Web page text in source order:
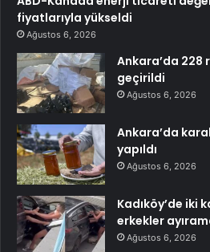
fiyatlarıyla yükseldi
Ağustos 6, 2026
Ankara’da 228
geçirildi
Ağustos 6, 2026
Ankara’da
yapıldı
Ağustos 6, 2026
Kadıköy’de iki
erkekler
Ağustos 6, 2026